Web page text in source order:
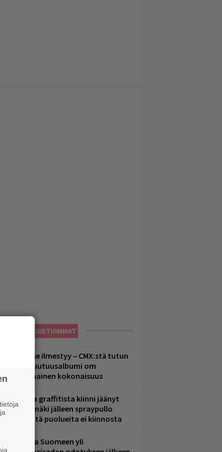
LUETUIMMAT
se ilmestyy – CMX:stä tutun
Yrjänän uutuusalbumi om
kokonaisuus
graffitista kiinni jäänyt
Arhinmäki jälleen spraypullo
– näitä puolueita ei kiinnosta
palaa Suomeen yli